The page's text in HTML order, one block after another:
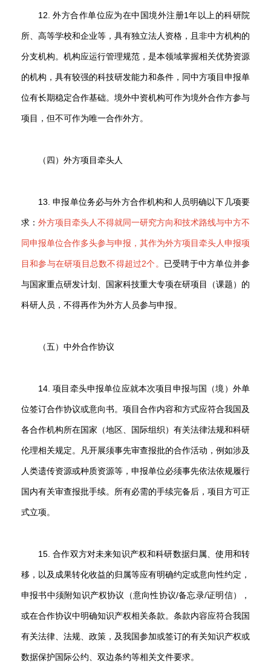
12. 外方合作单位应为在中国境外注册1年以上的科研院
所、高等学校和企业等，具有独立法人资格，且非中方机构的
分支机构。机构应运行管理规范，是本领域掌握相关优势资源
的机构，具有较强的科技研发能力和条件，同中方项目申报单
位有长期稳定合作基础。境外中资机构可作为境外合作方参与
项目，但不可作为唯一合作外方。
（四）外方项目牵头人
13. 申报单位务必与外方合作机构和人员明确以下几项要
求： 外方项目牵头人不得就同一研究方向和技术路线与中方不
同申报单位合作多头参与申报，其作为外方项目牵头人申报项
目和参与在研项目总数不得超过2个。 已受聘于中方单位并参
与国家重点研发计划、国家科技重大专项在研项目（课题）的
科研人员，不得再作为外方人员参与申报。
（五）中外合作协议
14. 项目牵头申报单位应就本次项目申报与国（境）外单
位签订合作协议或意向书。项目合作内容和方式应符合我国及
各合作机构所在国家（地区、国际组织）有关法律法规和科研
伦理相关规定。凡开展须事先审查报批的合作活动，例如涉及
人类遗传资源或种质资源等，申报单位必须事先依法依规履行
国内有关审查报批手续。所有必需的手续完备后，项目方可正
式立项。
15. 合作双方对未来知识产权和科研数据归属、使用和转
移，以及成果转化收益的归属等应有明确约定或意向性约定，
申报书中须附知识产权协议（意向性协议/备忘录/证明信），
或在合作协议中明确知识产权相关条款。条款内容应符合我国
有关法律、法规、政策，及我国参加或签订的有关知识产权或
数据保护国际公约、双边条约等相关文件要求。